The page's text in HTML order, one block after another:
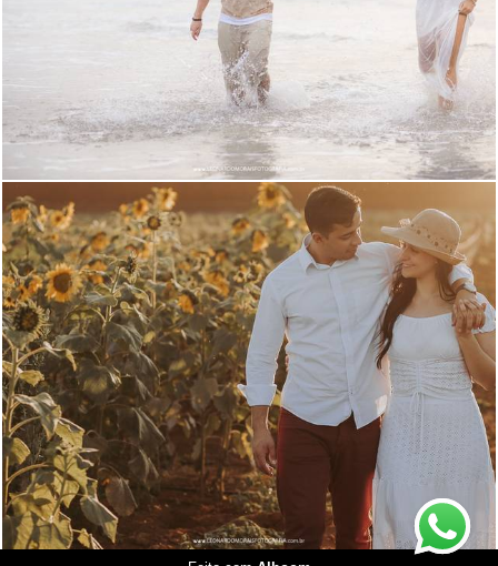
1042
752 0